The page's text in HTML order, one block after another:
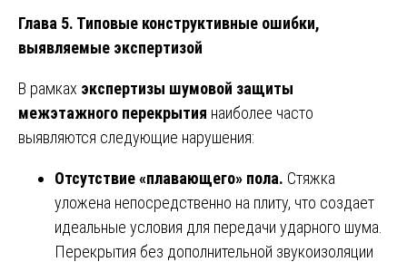
Глава 5. Типовые конструктивные ошибки,
выявляемые экспертизой
В рамках экспертизы шумовой защиты
межэтажного перекрытия наиболее часто
выявляются следующие нарушения:
Отсутствие «плавающего» пола. Стяжка
уложена непосредственно на плиту, что создает
идеальные условия для передачи ударного шума.
Перекрытия без дополнительной звукоизоляции